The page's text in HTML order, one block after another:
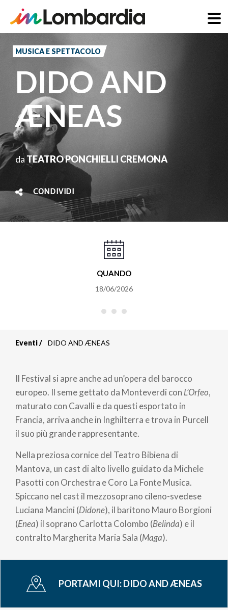
principale
MUSICA E SPETTACOLO
DIDO AND
ÆNEAS
daTEATRO PONCHIELLI CREMONA
CONDIVIDI
QUANDO
18/06/2026
di
pane
Eventi DIDO AND ÆNEAS
Il Festival si apre anche ad un’opera del barocco
europeo. Il seme gettato da Monteverdi con L’Orfeo,
maturato con Cavalli e da questi esportato in
Francia, arriva anche in Inghilterra e trova in Purcell
il suo più grande rappresentante.
Nella preziosa cornice del Teatro Bibiena di
Mantova, un cast di alto livello guidato da Michele
Pasotti con Orchestra e Coro La Fonte Musica.
Spiccano nel cast il mezzosoprano cileno-svedese
Luciana Mancini (Didone), il baritono Mauro Borgioni
(Enea) il soprano Carlotta Colombo (Belinda) e il
contralto Margherita Maria Sala (Maga).
PORTAMI QUI:DIDO AND ÆNEAS